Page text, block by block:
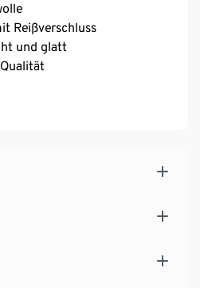
Reißverschluss
und glatt
und saugfähig
Cotton made in Africa